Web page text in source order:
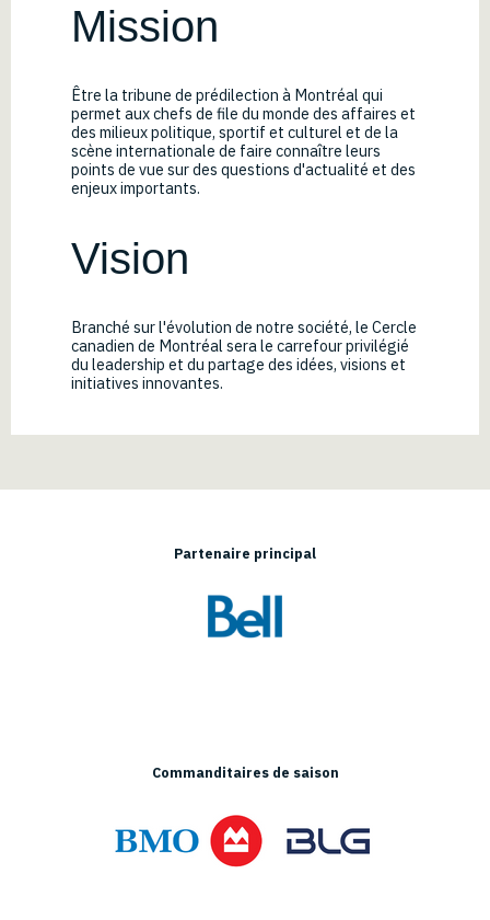
Mission
Être la tribune de prédilection à Montréal qui
permet aux chefs de file du monde des affaires et
des milieux politique, sportif et culturel et de la
scène internationale de faire connaître leurs
points de vue sur des questions d'actualité et des
enjeux importants.
Vision
Branché sur l'évolution de notre société, le Cercle
canadien de Montréal sera le carrefour privilégié
du leadership et du partage des idées, visions et
initiatives innovantes.
Partenaire principal
Commanditaires de saison